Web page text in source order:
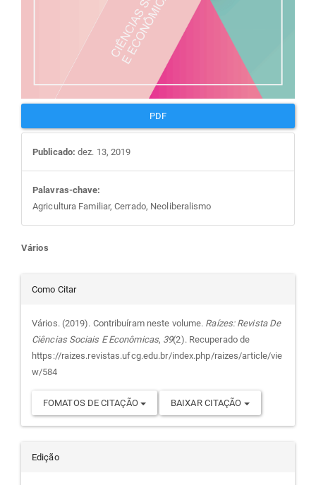
PDF
Publicado: dez. 13, 2019
Palavras-chave:
Agricultura Familiar, Cerrado, Neoliberalismo
Conteúdo
do
artigo
principal
Vários
Detalhes
do
artigo
Como Citar
Vários. (2019). Contribuíram neste volume. Raízes: Revista De
Ciências Sociais E Econômicas, 39(2). Recuperado de
https://raizes.revistas.ufcg.edu.br/index.php/raizes/article/vie
w/584
FOMATOS DE CITAÇÃO BAIXAR CITAÇÃO
Edição